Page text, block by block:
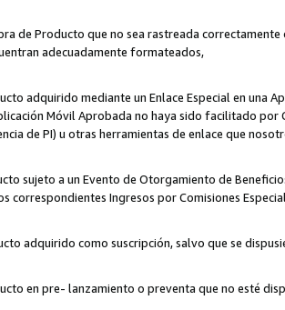
de Producto que no sea rastreada
adecuadamente formateados,
adquirido mediante un Enlace Especial en una
Móvil Aprobada no haya sido facilitado
de PI) u otras herramientas de enlace que
sujeto a un Evento de Otorgamiento de
correspondientes Ingresos por Comisiones
adquirido como suscripción, salvo que se
en pre- lanzamiento o preventa que no esté